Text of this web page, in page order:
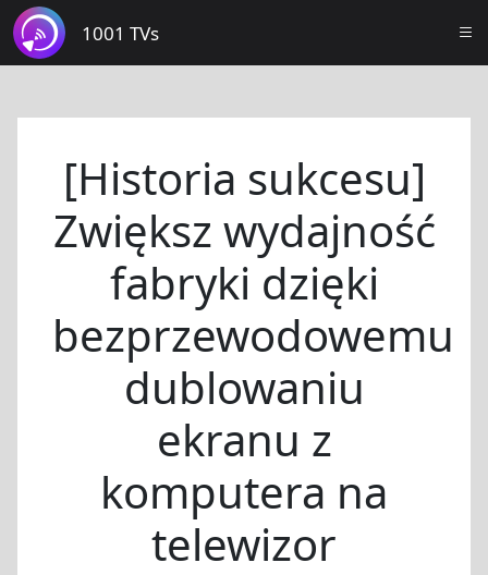
1001 TVs
[Historia sukcesu]
Zwiększ wydajność
fabryki dzięki
bezprzewodowemu
dublowaniu
ekranu z
komputera na
telewizor